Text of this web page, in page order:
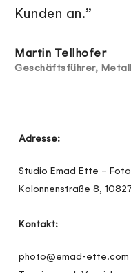
Kunden an.”
Martin Tellhofer
Geschäftsführer,
Adresse:
Studio Emad Ette –
Kolonnenstraße 8,
Kontakt:
photo@emad-ette.com